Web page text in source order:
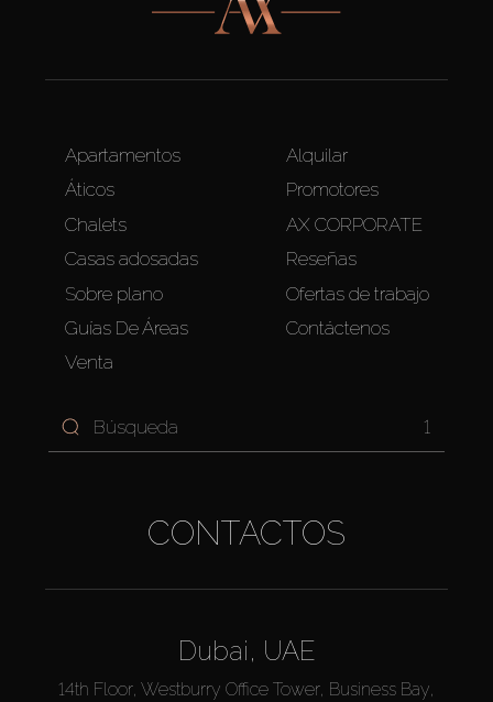
Apartamentos
Áticos
Chalets
Casas adosadas
Sobre plano
Guías De Áreas
Venta
Alquilar
Promotores
AX CORPORATE
Reseñas
Ofertas de trabajo
Contáctenos
1
CONTACTOS
Dubai, UAE
14th Floor, Westburry Office Tower, Business Bay,